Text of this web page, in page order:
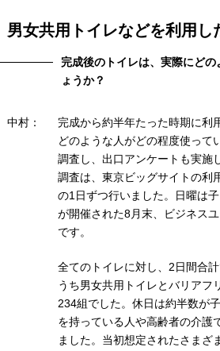
男女共用トイレなどを利用し
完成後のトイレは、実際にど
ょうか？
中村：
完成から約半年たった時期に利
どのような人がどの程度使って
調査し、出口アンケートも実施
調査は、東京ビッグサイトの利
の1日ずつ行いました。日曜は
が開催された8月末、ビジネス
です。
全てのトイレに対し、2日間合
うち男女共用トイレとバリアフ
234組でした。休日は約半数が
を持っている人や高齢者の介護
ました。当初想定されたさまざ